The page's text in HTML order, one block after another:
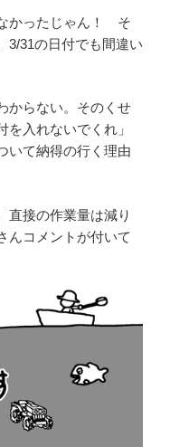
かったじゃん！ そ
3/31の日付でも間違い
からない。そのくせ
入れないでくれ」
いて納得の行く理由
直接の作業量は減り
んコメントが付いて